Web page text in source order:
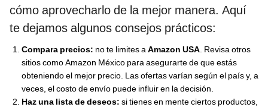
cómo aprovecharlo de la mejor manera. Aquí
te dejamos algunos consejos prácticos:
Compara precios: no te limites a Amazon USA . Revisa otros
sitios como Amazon México para asegurarte de que estás
obteniendo el mejor precio. Las ofertas varían según el país y, a
veces, el costo de envío puede influir en la decisión.
Haz una lista de deseos: si tienes en mente ciertos productos,